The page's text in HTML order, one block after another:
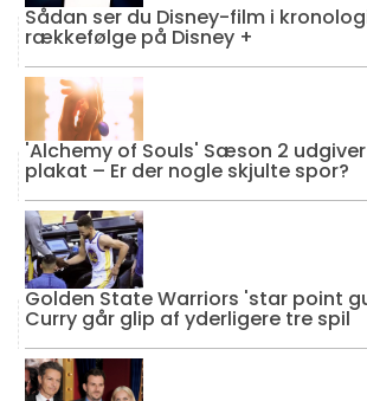
Sådan ser du Disney-film i
rækkefølge på Disney +
'Alchemy of Souls' Sæson 2
plakat – Er der nogle skjulte spor?
Golden State Warriors 'star point
Curry går glip af yderligere tre spil